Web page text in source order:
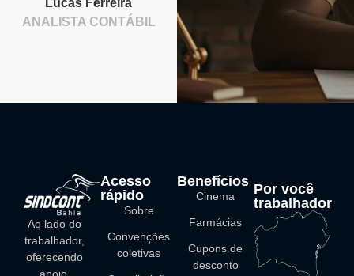
ANALISTA CONTÁBIL
Ao lado do
trabalhador,
oferecendo
Acesso
rápido
Sobre
Convenções
coletivas
Benefícios
Cinema
Farmácias
Cupons de
desconto
Por você
trabalhador